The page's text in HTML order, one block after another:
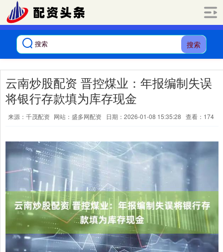
搜索
云南炒股配资 晋控煤业：年报编制失误
将银行存款填为库存现金
来源：千茂配资 网站：盛多网配资 日期：2026-01-08 15:35:28 查看：174